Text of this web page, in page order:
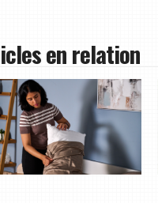
en relation